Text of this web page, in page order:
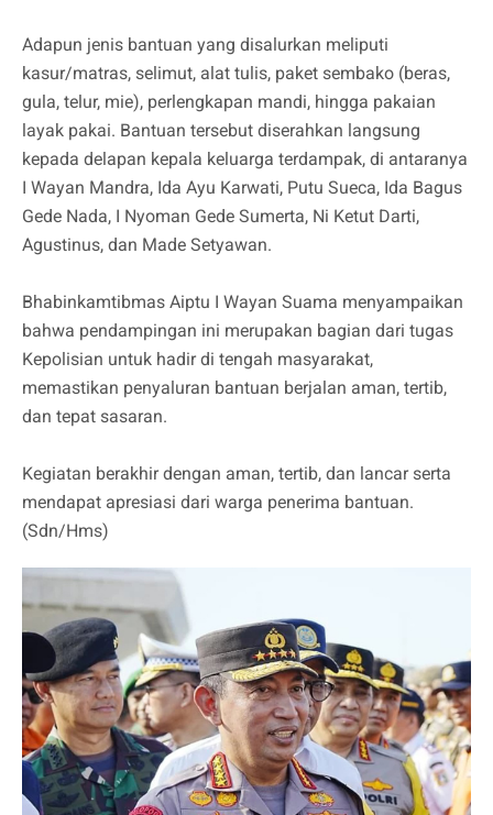
Adapun jenis bantuan yang disalurkan meliputi
kasur/matras, selimut, alat tulis, paket sembako (beras,
gula, telur, mie), perlengkapan mandi, hingga pakaian
layak pakai. Bantuan tersebut diserahkan langsung
kepada delapan kepala keluarga terdampak, di antaranya
I Wayan Mandra, Ida Ayu Karwati, Putu Sueca, Ida Bagus
Gede Nada, I Nyoman Gede Sumerta, Ni Ketut Darti,
Agustinus, dan Made Setyawan.
Bhabinkamtibmas Aiptu I Wayan Suama menyampaikan
bahwa pendampingan ini merupakan bagian dari tugas
Kepolisian untuk hadir di tengah masyarakat,
memastikan penyaluran bantuan berjalan aman, tertib,
dan tepat sasaran.
Kegiatan berakhir dengan aman, tertib, dan lancar serta
mendapat apresiasi dari warga penerima bantuan.
(Sdn/Hms)